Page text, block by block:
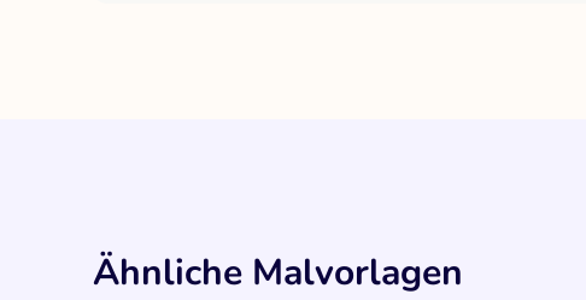
Ähnliche Malvorlagen